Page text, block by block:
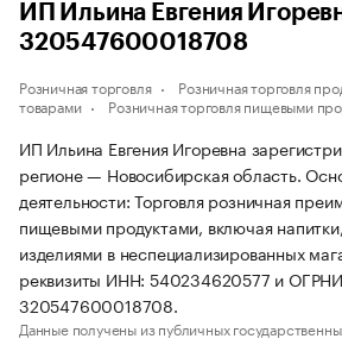
ИП Ильина Евгения
320547600018708
Розничная торговля
Розничная торговля
товарами
Розничная торговля пищевыми
ИП Ильина Евгения Игоревна
регионе — Новосибирская область.
деятельности: Торговля розничная
пищевыми продуктами, включая
изделиями в неспециализированных
реквизиты ИНН: 540234620577 и
320547600018708.
Данные получены из публичных